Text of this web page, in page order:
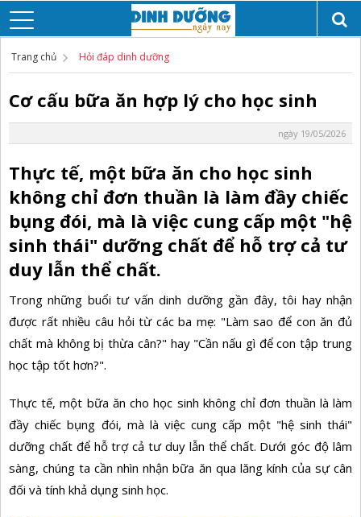
Trang chủ Hỏi đáp dinh dưỡng
Cơ cấu bữa ăn hợp lý cho học sinh
ngày 19/05/2026
Thực tế, một bữa ăn cho học sinh
không chỉ đơn thuần là làm đầy chiếc
bụng đói, mà là việc cung cấp một "hệ
sinh thái" dưỡng chất để hỗ trợ cả tư
duy lẫn thể chất.
Trong những buổi tư vấn dinh dưỡng gần đây, tôi hay nhận
được rất nhiều câu hỏi từ các ba mẹ: "Làm sao để con ăn đủ
chất mà không bị thừa cân?" hay "Cần nấu gì để con tập trung
học tập tốt hơn?".
Thực tế, một bữa ăn cho học sinh không chỉ đơn thuần là làm
đầy chiếc bụng đói, mà là việc cung cấp một "hệ sinh thái"
dưỡng chất để hỗ trợ cả tư duy lẫn thể chất. Dưới góc độ lâm
sàng, chúng ta cần nhìn nhận bữa ăn qua lăng kính của sự cân
đối và tính khả dụng sinh học.